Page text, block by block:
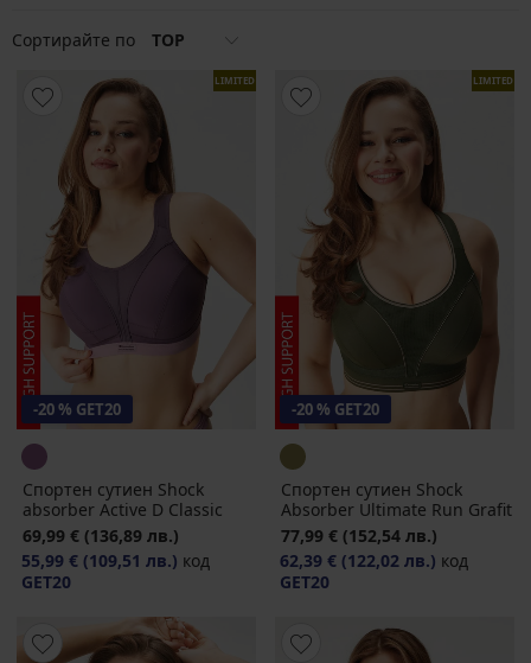
Сортирайте по TOP
LIMITED
-20 % GET20
Спортен сутиен Shock
absorber Active D Classic
69,99 € (136,89 лв.)
55,99 € (109,51 лв.) код
GET20
LIMITED
-20 % GET20
Спортен сутиен Shock
Absorber Ultimate Run Grafit
77,99 € (152,54 лв.)
62,39 € (122,02 лв.) код
GET20